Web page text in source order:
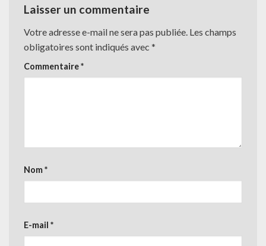
Laisser un commentaire
Votre adresse e-mail ne sera pas publiée. Les champs
obligatoires sont indiqués avec *
Commentaire*
Nom*
E-mail *